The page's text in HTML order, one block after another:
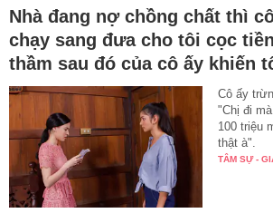
Nhà đang nợ chồng chất thì
chạy sang đưa cho tôi cọc
thầm sau đó của cô ấy khiến
Cô ấy
"Chị đi
100 triệu
thật à".
TÂM SỰ -